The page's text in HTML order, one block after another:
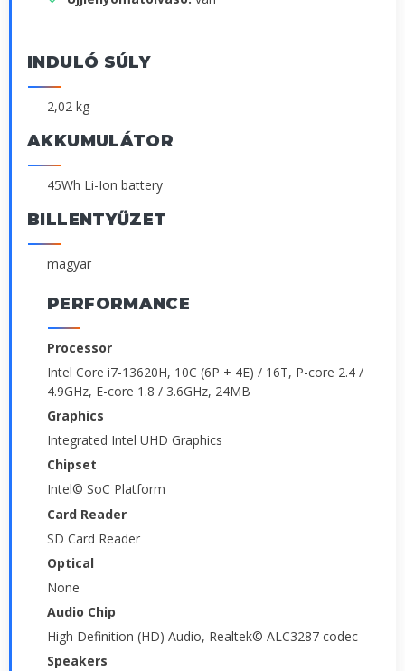
INDULÓ SÚLY
2,02 kg
AKKUMULÁTOR
45Wh Li-Ion battery
BILLENTYŰZET
magyar
PERFORMANCE
Processor
Intel Core i7-13620H, 10C (6P + 4E) / 16T, P-core 2.4 /
4.9GHz, E-core 1.8 / 3.6GHz, 24MB
Graphics
Integrated Intel UHD Graphics
Chipset
Intel© SoC Platform
Card Reader
SD Card Reader
Optical
None
Audio Chip
High Definition (HD) Audio, Realtek© ALC3287 codec
Speakers